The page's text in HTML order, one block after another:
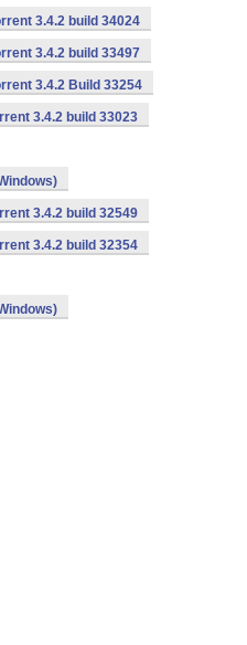
3.4.2 build 34024
3.4.2 build 33497
3.4.2 Build 33254
3.4.2 build 33023
3.4.2 build 32549
3.4.2 build 32354